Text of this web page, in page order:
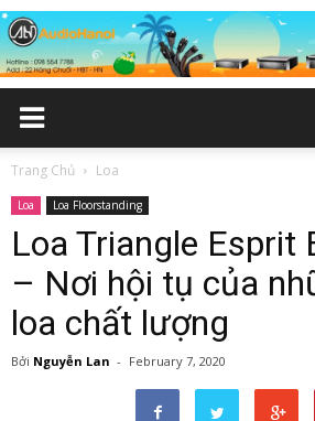
Trang Chủ Loa
Loa Loa Floorstanding
Loa Triangle Esprit
– Nơi hội tụ của
loa chất lượng
Bởi Nguyễn Lan - February 7, 2020